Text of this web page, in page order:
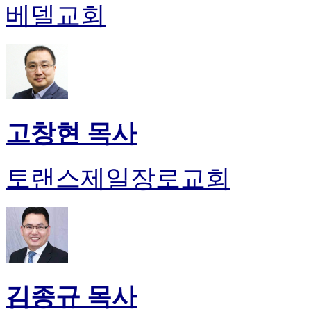
베델교회
고창현 목사
토랜스제일장로교회
김종규 목사